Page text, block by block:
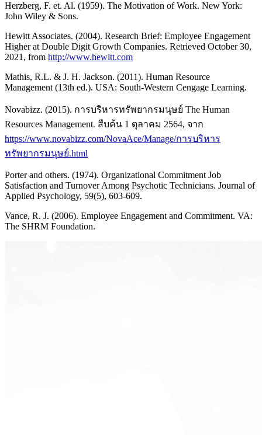
Herzberg, F. et. Al. (1959). The Motivation of Work. New York:
John Wiley & Sons.
Hewitt Associates. (2004). Research Brief: Employee Engagement
Higher at Double Digit Growth Companies. Retrieved October 30,
2021, from http://www.hewitt.com
Mathis, R.L. & J. H. Jackson. (2011). Human Resource
Management (13th ed.). USA: South-Western Cengage Learning.
Novabizz. (2015). การบริหารทรัพยากรมนุษย์ The Human
Resources Management. สืบค้น 1 ตุลาคม 2564, จาก
https://www.novabizz.com/NovaAce/Manage/การบริหาร
ทรัพยากรมนุษย์.html
Porter and others. (1974). Organizational Commitment Job
Satisfaction and Turnover Among Psychotic Technicians. Journal of
Applied Psychology, 59(5), 603-609.
Vance, R. J. (2006). Employee Engagement and Commitment. VA:
The SHRM Foundation.